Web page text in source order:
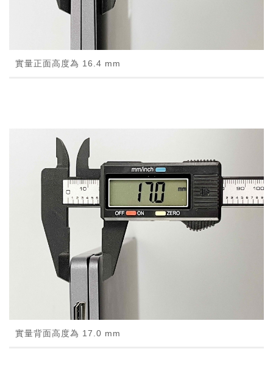
實量正面高度為 16.4 mm
實量背面高度為 17.0 mm